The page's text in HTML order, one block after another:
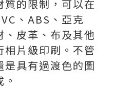
的限制，可以在
、ABS、亞克
皮革、布及其他
片級印刷。不管
具有過渡色的圖